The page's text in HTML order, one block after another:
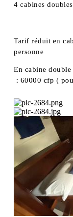
4 cabines
Tarif réduit en
personne
En cabine
: 60000 cfp (